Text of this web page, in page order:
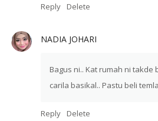
Reply Delete
NADIA JOHARI
Bagus ni.. Kat rumah ni takde
carila basikal.. Pastu beli
Reply Delete